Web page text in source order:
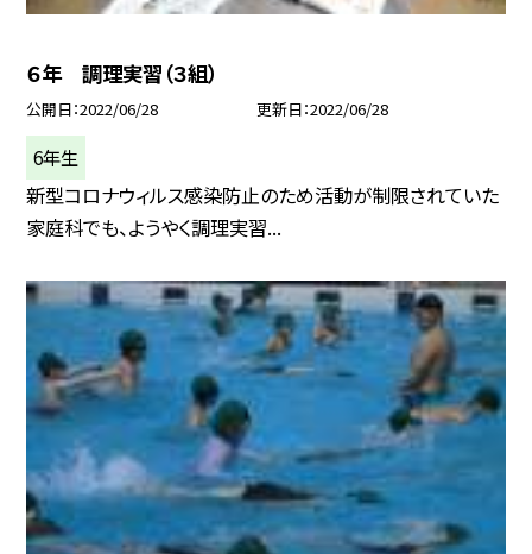
６年 調理実習（３組）
公開日 2022/06/28 更新日 2022/06/28
6年生
新型コロナウィルス感染防止のため活動が制限されていた
家庭科でも、ようやく調理実習...